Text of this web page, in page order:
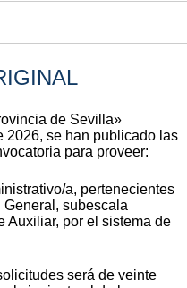
de Sevilla»
2026, se han publicado las
para proveer:
a, pertenecientes
subescala
Auxiliar, por el sistema de
será de veinte